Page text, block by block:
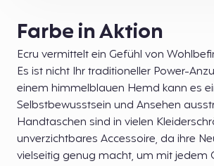
Farbe in Aktion
Ecru vermittelt ein Gefühl von
Es ist nicht Ihr traditioneller Power-
einem himmelblauen Hemd kann es
Selbstbewusstsein und Ansehen
Handtaschen sind in vielen
unverzichtbares Accessoire, da ihre
vielseitig genug macht, um mit jedem